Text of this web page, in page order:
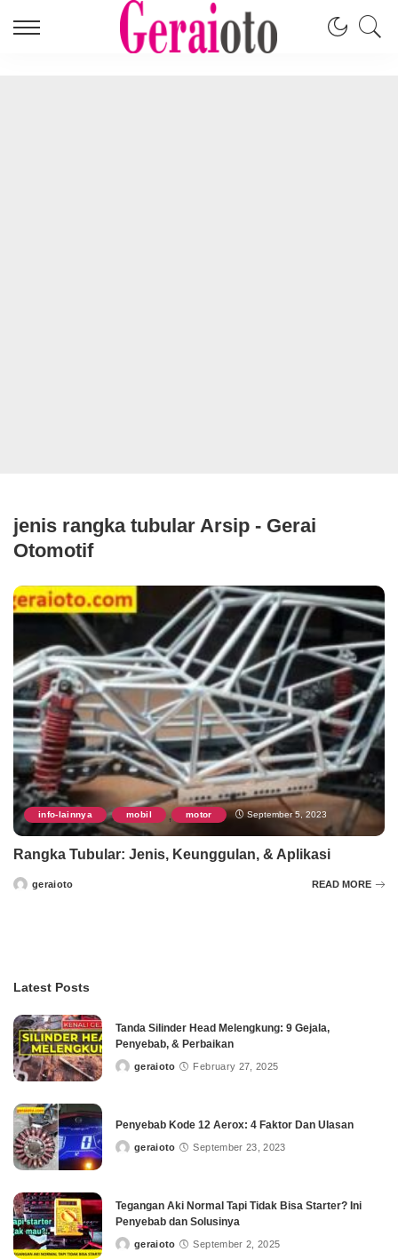
jenis rangka tubular Arsip - Gerai
Otomotif
info-lainnya , mobil , motor September 5, 2023
Rangka Tubular: Jenis, Keunggulan, & Aplikasi
Postedgeraioto READ MORE
Latest Posts
Tanda Silinder Head Melengkung: 9 Gejala,
Penyebab, & Perbaikan
Postedgeraioto February 27, 2025
Penyebab Kode 12 Aerox: 4 Faktor Dan Ulasan
Postedgeraioto September 23, 2023
Tegangan Aki Normal Tapi Tidak Bisa Starter? Ini
Penyebab dan Solusinya
Postedgeraioto September 2, 2025